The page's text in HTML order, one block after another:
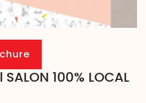
100% LOCAL